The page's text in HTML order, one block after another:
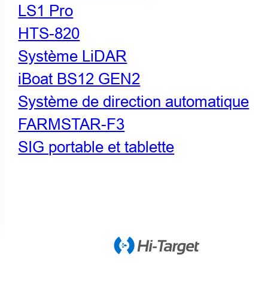
LS1 Pro
HTS-820
Système LiDAR
iBoat BS12 GEN2
Système de direction automatique
FARMSTAR-F3
SIG portable et tablette